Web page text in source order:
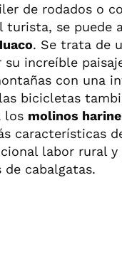
de rodados o
turista, se puede
. Se trata de
su increíble
con una
bicicletas
los molinos
características
labor rural y
de cabalgatas.